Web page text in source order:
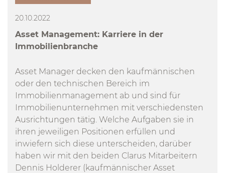
20.10.2022
Asset Management: Karriere in der
Immobilienbranche
Asset Manager decken den kaufmännischen
oder den technischen Bereich im
Immobilienmanagement ab und sind für
Immobilienunternehmen mit verschiedensten
Ausrichtungen tätig. Welche Aufgaben sie in
ihren jeweiligen Positionen erfüllen und
inwiefern sich diese unterscheiden, darüber
haben wir mit den beiden Clarus Mitarbeitern
Dennis Holderer (kaufmännischer Asset